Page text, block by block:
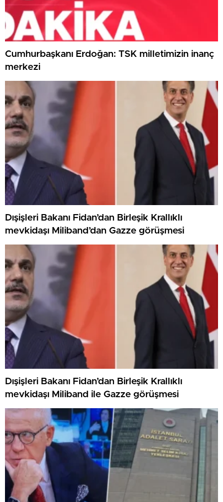
Cumhurbaşkanı Erdoğan: TSK milletimizin inanç
merkezi
Dışişleri Bakanı Fidan’dan Birleşik Krallıklı
mevkidaşı Miliband’dan Gazze görüşmesi
Dışişleri Bakanı Fidan’dan Birleşik Krallıklı
mevkidaşı Miliband ile Gazze görüşmesi